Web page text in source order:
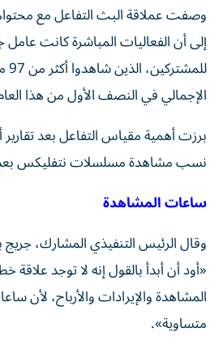
وصفت عملاقة البث التفاعل مع
إلى أن الفعاليات المباشرة كانت
الإجمالي في النصف الأول من هذا
برزت أهمية مقياس التفاعل بعد
نسب مشاهدة مسلسلات نتفليكس
ساعات المشاهدة
وقال الرئيس التنفيذي المشارك، جريج
«أود أن أبدأ بالقول إنه لا توجد
المشاهدة والإيرادات والأرباح، لأن
متساوية».